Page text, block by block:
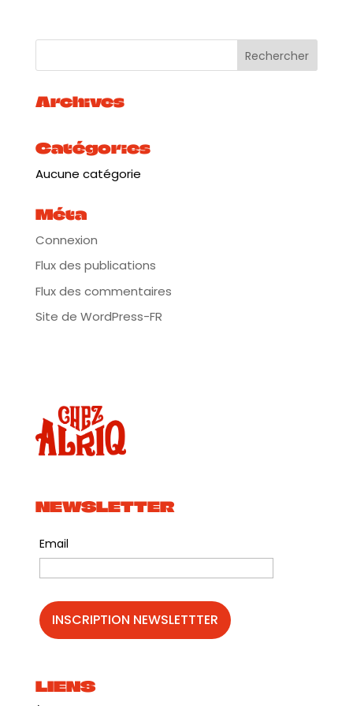
Archives
Catégories
Aucune catégorie
Méta
Connexion
Flux des publications
Flux des commentaires
Site de WordPress-FR
NEWSLETTER
Email
LIENS